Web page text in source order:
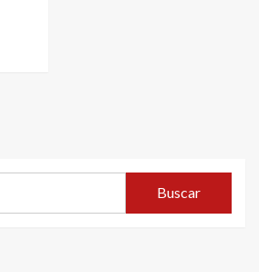
Buscar